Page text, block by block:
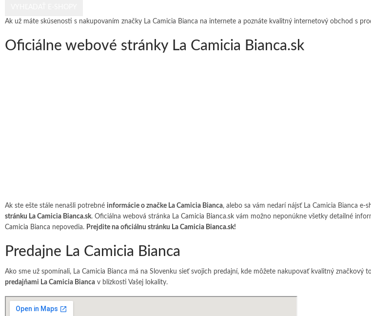
Ak už máte skúsenosti s nakupovaním značky La Camicia Bianca na internete a poznáte kvalitný internetový obchod s
Oficiálne webové stránky La Camicia Bianca.sk
Ak ste ešte stále nenašli potrebné informácie o značke La Camicia Bianca, alebo sa vám nedarí nájsť La Camicia Bianca
stránku La Camicia Bianca.sk. Oficiálna webová stránka La Camicia Bianca.sk vám možno neponúkne všetky detailné
Camicia Bianca nepovedia. Prejdite na oficiálnu stránku La Camicia Bianca.sk!
Predajne La Camicia Bianca
Ako sme už spomínali, La Camicia Bianca má na Slovenku sieť svojich predajní, kde môžete nakupovať kvalitný značkový
predajňami La Camicia Bianca v blízkosti Vašej lokality.